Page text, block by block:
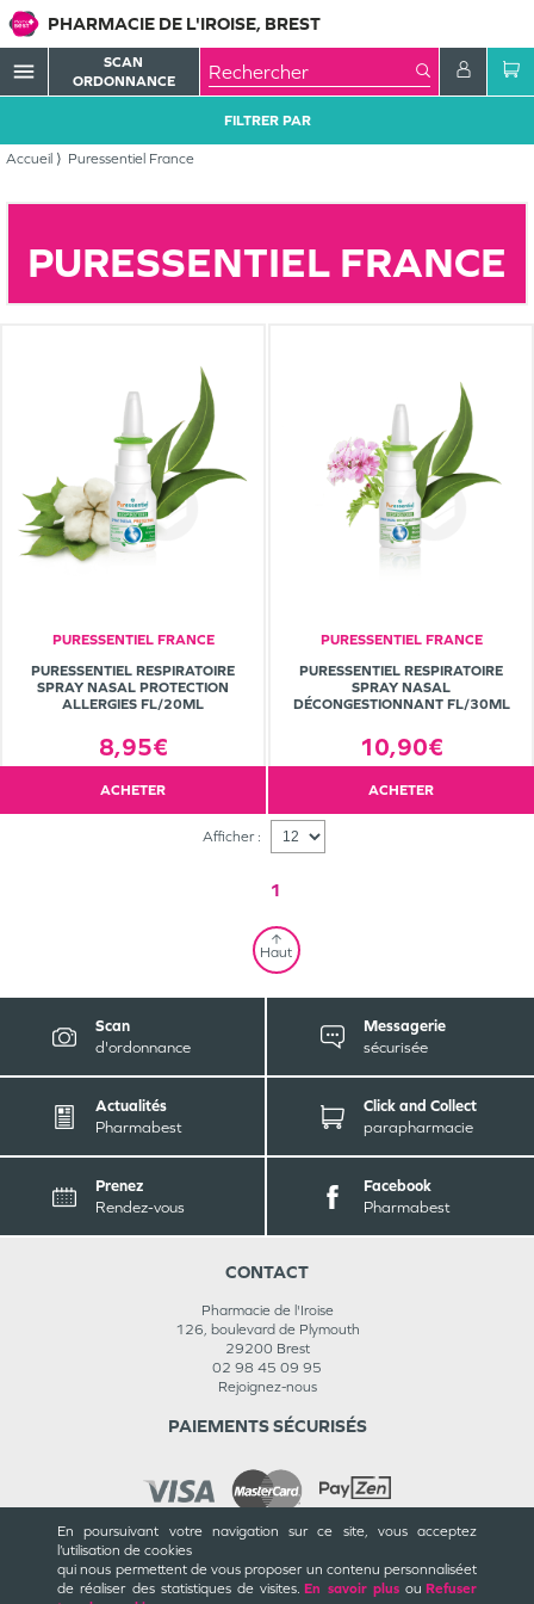
En poursuivant votre navigation sur ce site, vous acceptez
l’utilisation de cookies
qui nous permettent de vous proposer un contenu personnaliséet
de réaliser des statistiques de visites. En savoir plusou Refuser
PHARMACIE DE L'IROISE, BREST
menu
SCAN
ORDONNANCE
Accueil Puressentiel France
FILTRER PAR
PURESSENTIEL FRANCE
PURESSENTIEL FRANCE
PURESSENTIEL RESPIRATOIRE
SPRAY NASAL PROTECTION
ALLERGIES FL/20ML
8,95€
ACHETER
PURESSENTIEL FRANCE
PURESSENTIEL RESPIRATOIRE
SPRAY NASAL
DÉCONGESTIONNANT FL/30ML
10,90€
ACHETER
Afficher :
1
Haut
Scan
d'ordonnance
Messagerie
sécurisée
Actualités
Pharmabest
Click and Collect
parapharmacie
Prenez
Rendez-vous
Facebook
Pharmabest
CONTACT
Pharmacie de l'Iroise
126, boulevard de Plymouth
29200 Brest
02 98 45 09 95
Rejoignez-nous
CGU / CGV
PAIEMENTS SÉCURISÉS